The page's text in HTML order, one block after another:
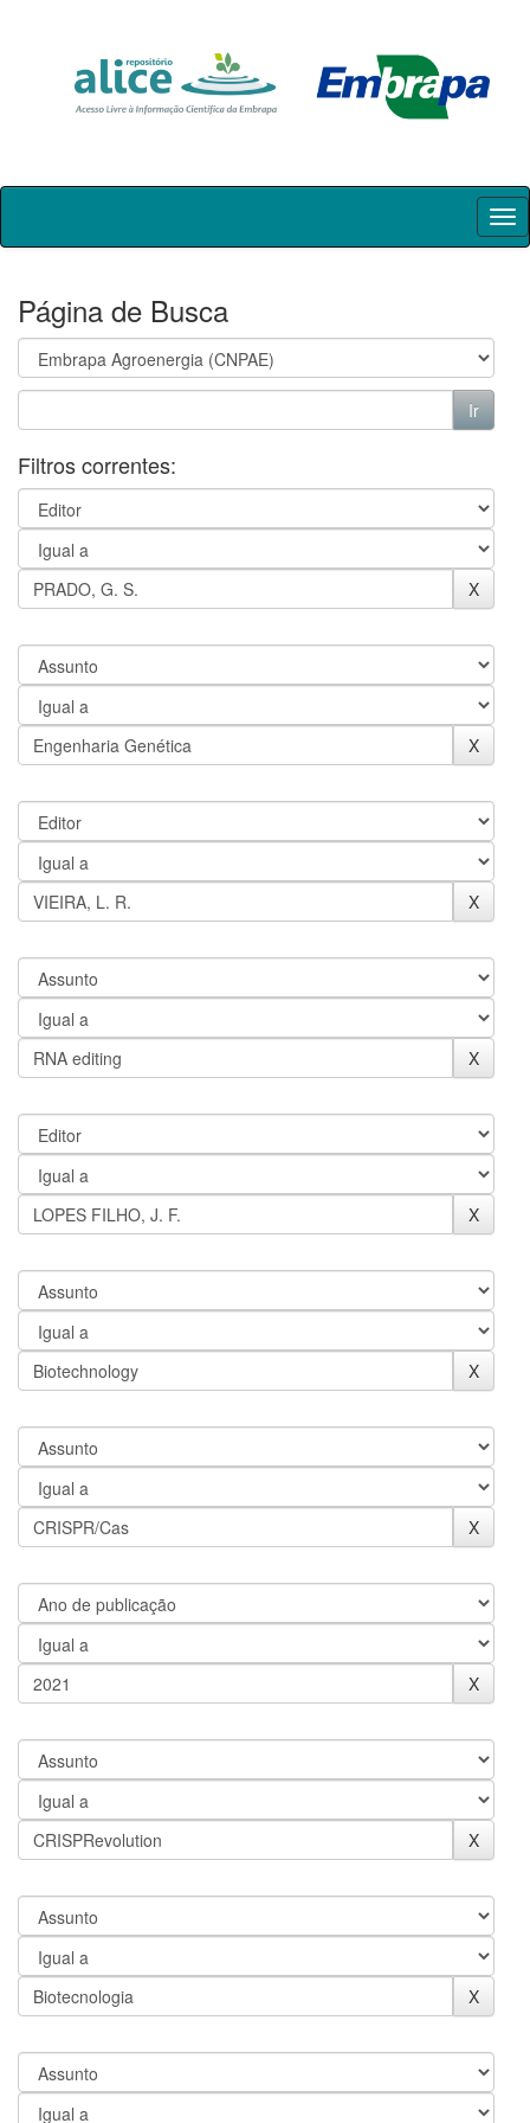
Skip
Página de Busca
Filtros correntes: